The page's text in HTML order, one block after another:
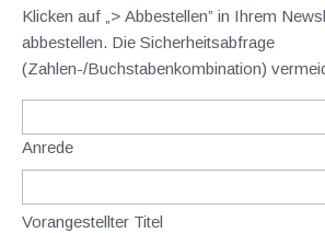
Klicken auf „> Abbestellen” in Ihrem
abbestellen. Die Sicherheitsabfrage
(Zahlen-/Buchstabenkombination)
Anrede
Vorangestellter Titel